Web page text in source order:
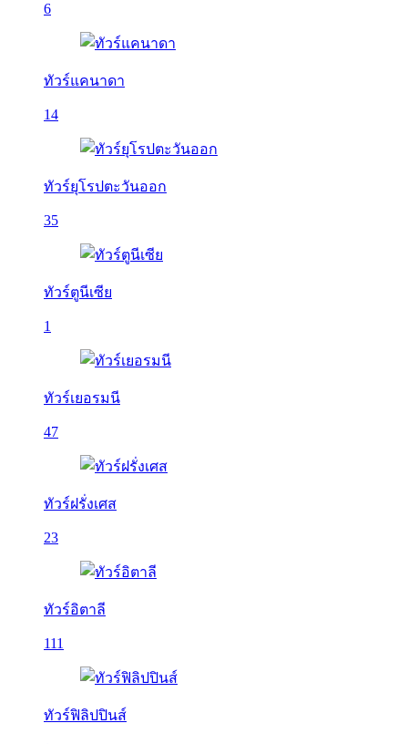
6
ทัวร์แคนาดา
14
ทัวร์ยุโรปตะวันออก
35
ทัวร์ตูนีเซีย
1
ทัวร์เยอรมนี
47
ทัวร์ฝรั่งเศส
23
ทัวร์อิตาลี
111
ทัวร์ฟิลิปปินส์